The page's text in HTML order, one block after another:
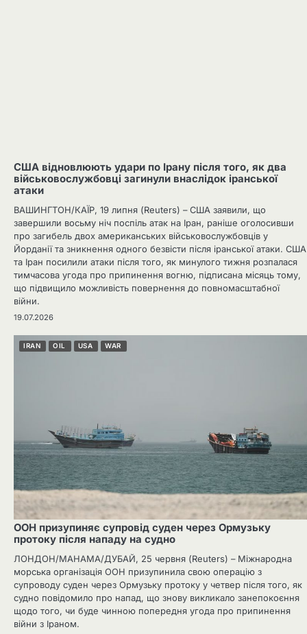
США відновлюють удари по Ірану після того, як два
військовослужбовці загинули внаслідок іранської
атаки
ВАШИНГТОН/КАЇР, 19 липня (Reuters) – США заявили, що
завершили восьму ніч поспіль атак на Іран, раніше оголосивши
про загибель двох американських військовослужбовців у
Йорданії та зникнення одного безвісти після іранської атаки. США
та Іран посилили атаки після того, як минулого тижня розпалася
тимчасова угода про припинення вогню, підписана місяць тому,
що підвищило можливість повернення до повномасштабної
війни.
19.07.2026
IRAN OIL USA WAR
ООН призупиняє супровід суден через Ормузьку
протоку після нападу на судно
ЛОНДОН/МАНАМА/ДУБАЙ, 25 червня (Reuters) – Міжнародна
морська організація ООН призупинила свою операцію з
супроводу суден через Ормузьку протоку у четвер після того, як
судно повідомило про напад, що знову викликало занепокоєння
щодо того, чи буде чинною попередня угода про припинення
війни з Іраном.